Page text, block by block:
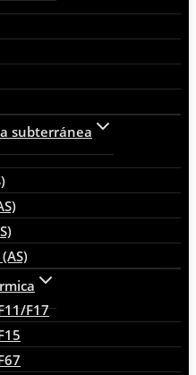
subterránea
F17